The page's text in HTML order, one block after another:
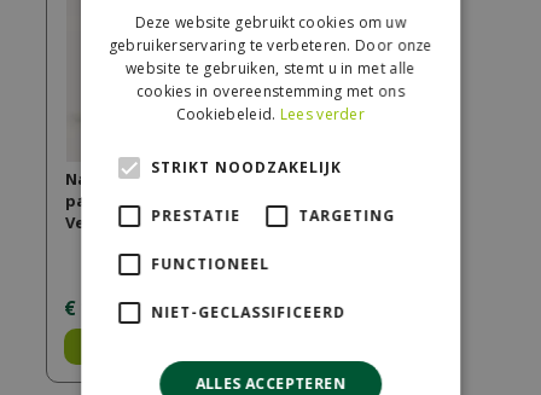
Navulling
parfumsticks 200ml
Vent d'Océan
€ 95
Deze website gebruikt cookies om uw
gebruikerservaring te verbeteren. Door onze
website te gebruiken, stemt u in met alle
cookies in overeenstemming met ons
Cookiebeleid. Lees verder
STRIKT NOODZAKELIJK
PRESTATIE TARGETING
FUNCTIONEEL
NIET-GECLASSIFICEERD
ALLES ACCEPTEREN